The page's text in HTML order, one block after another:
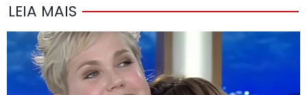
LEIA MAIS